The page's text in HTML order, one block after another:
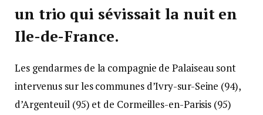
un trio qui sévissait la nuit en
Ile-de-France.
Les gendarmes de la compagnie de Palaiseau sont
intervenus sur les communes d’Ivry-sur-Seine (94),
d’Argenteuil (95) et de Cormeilles-en-Parisis (95)